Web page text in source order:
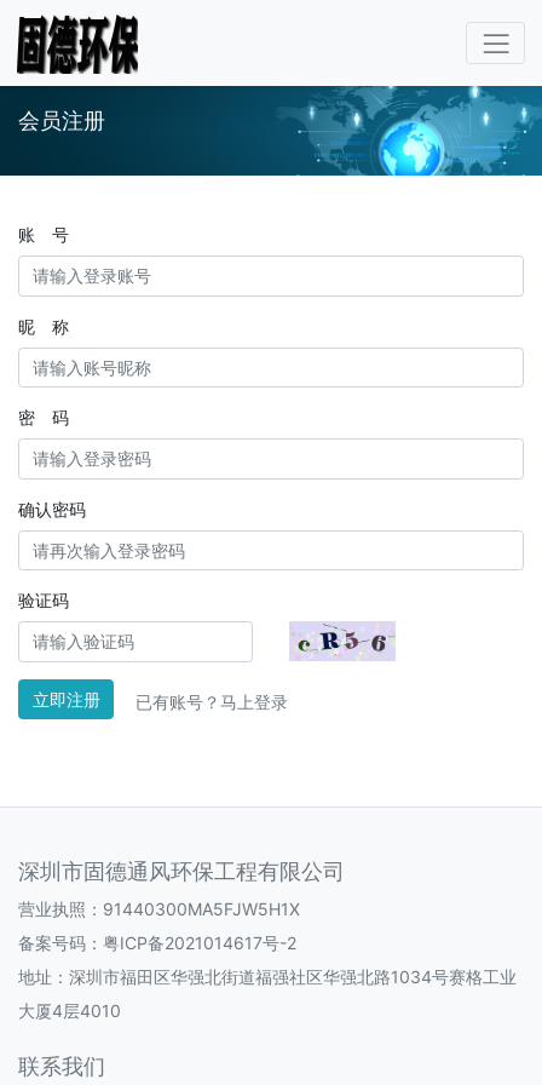
会员注册
账 号
昵 称
密 码
确认密码
验证码
立即注册 已有账号？ 马上登录
深圳市固德通风环保工程有限公司
营业执照：91440300MA5FJW5H1X
备案号码： 粤ICP备2021014617号-2
地址：深圳市福田区华强北街道福强社区华强北路1034号赛格工业
大厦4层4010
联系我们